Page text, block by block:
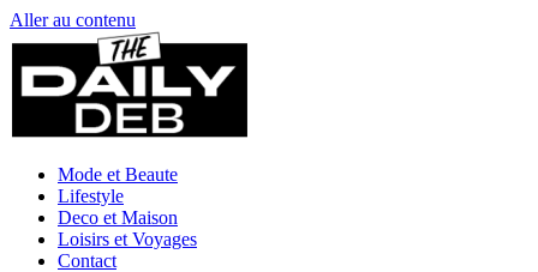
Aller au contenu
Mode et Beaute
Lifestyle
Deco et Maison
Loisirs et Voyages
Contact